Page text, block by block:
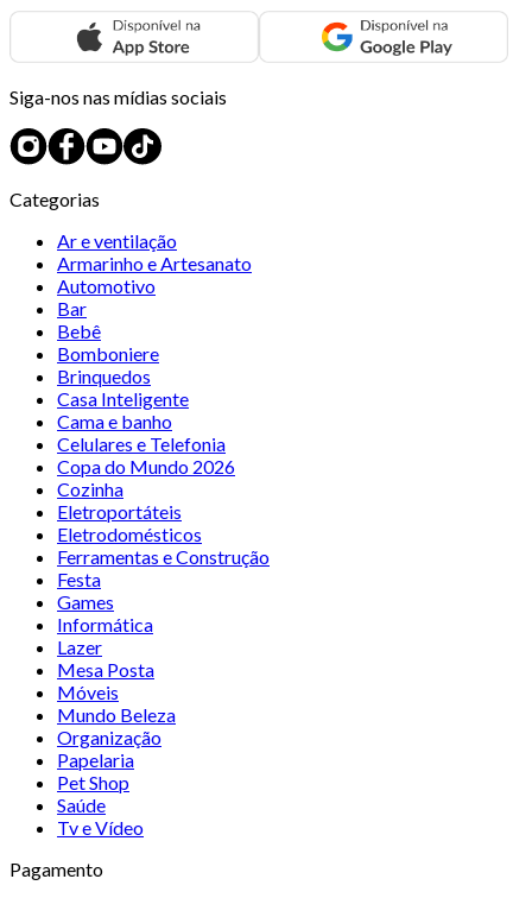
Siga-nos nas mídias sociais
Categorias
Ar e ventilação
Armarinho e Artesanato
Automotivo
Bar
Bebê
Bomboniere
Brinquedos
Casa Inteligente
Cama e banho
Celulares e Telefonia
Copa do Mundo 2026
Cozinha
Eletroportáteis
Eletrodomésticos
Ferramentas e Construção
Festa
Games
Informática
Lazer
Mesa Posta
Móveis
Mundo Beleza
Organização
Papelaria
Pet Shop
Saúde
Tv e Vídeo
Pagamento